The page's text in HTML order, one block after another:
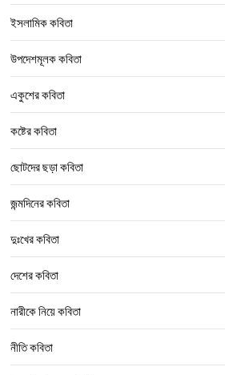
ইসলামিক কবিতা
উপদেশমূলক কবিতা
একুশের কবিতা
কষ্টের কবিতা
ছোটদের ছড়া কবিতা
জন্মদিনের কবিতা
দুঃখের কবিতা
দেশের কবিতা
নারীকে নিয়ে কবিতা
নীতি কবিতা